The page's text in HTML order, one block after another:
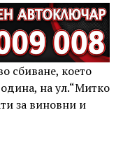
сбиване, което
на ул.“Митко
за виновни и